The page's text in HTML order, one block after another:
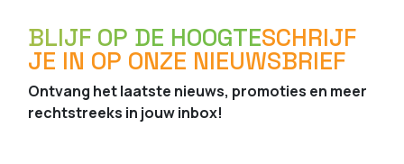
BLIJF OP DE HOOGTESCHRIJF
JE IN OP ONZE NIEUWSBRIEF
Ontvang het laatste nieuws, promoties en meer
rechtstreeks in jouw inbox!